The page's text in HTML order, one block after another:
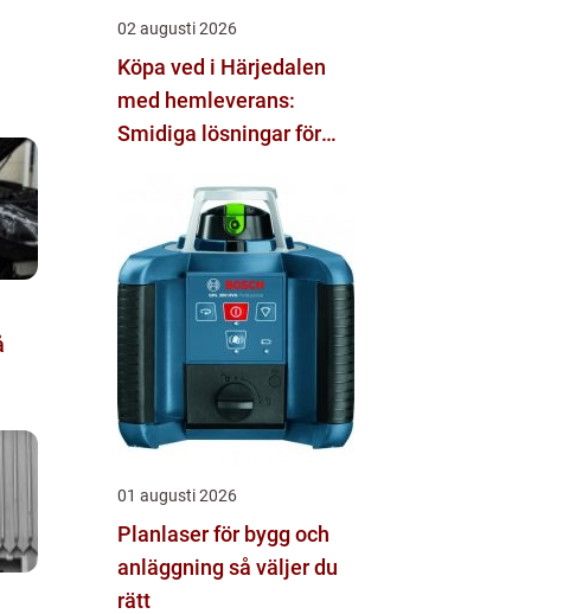
02 augusti 2026
Köpa ved i Härjedalen
med hemleverans:
Smidiga lösningar för
01 augusti 2026
Planlaser för bygg och
anläggning så väljer du
rätt